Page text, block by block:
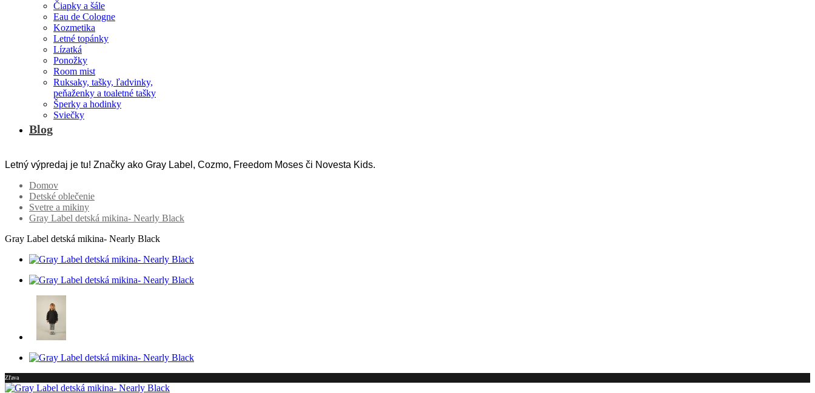
Čiapky a šále
Eau de Cologne
Kozmetika
Letné topánky
Lízatká
Ponožky
Room mist
Ruksaky, tašky, ľadvinky,
peňaženky a toaletné tašky
Šperky a hodinky
Sviečky
Blog
Letný výpredaj je tu! Značky ako Gray Label, Cozmo, Freedom Moses či Novesta Kids.
Domov
Detské oblečenie
Svetre a mikiny
Gray Label detská mikina- Nearly Black
Gray Label detská mikina- Nearly Black
Zľava